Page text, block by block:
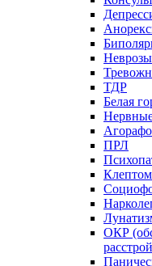
Неврозы
ТДР
Белая
ПРЛ
ОКР